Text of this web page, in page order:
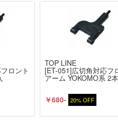
ロント
TOP LINE
[ET-051]広切角対応フ
アーム YOKOMO系 2
￥680- 20% OFF